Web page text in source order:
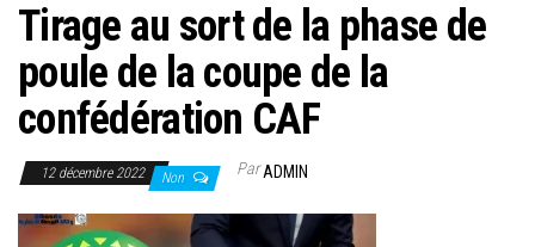
Tirage au sort de la phase de
poule de la coupe de la
confédération CAF
12 décembre 2022 Non ParADMIN